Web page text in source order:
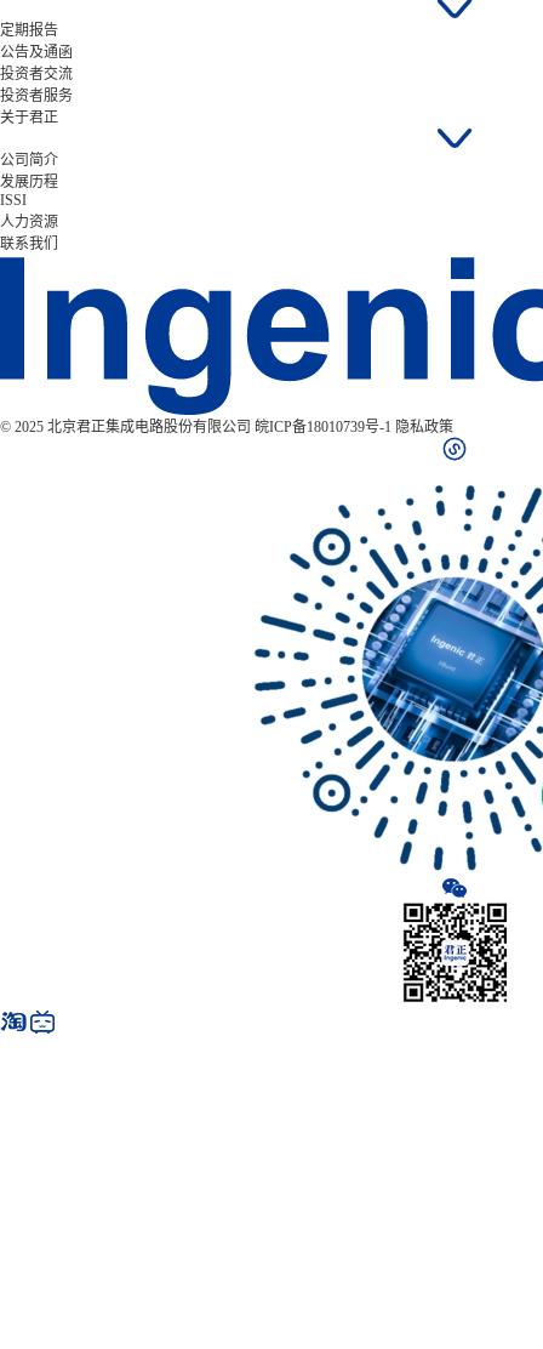
定期报告
公告及通函
投资者交流
投资者服务
关于君正
公司简介
发展历程
ISSI
人力资源
联系我们
© 2025 北京君正集成电路股份有限公司 皖ICP备18010739号-1 隐私政策